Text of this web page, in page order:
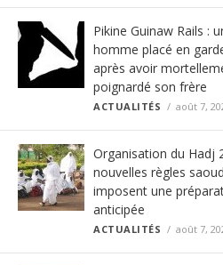
Pikine Guinaw Rails :
homme placé en
après avoir
poignardé son frère
ACTUALITÉS août 7,
Organisation du Hadj
nouvelles règles
imposent une
anticipée
ACTUALITÉS août 7,